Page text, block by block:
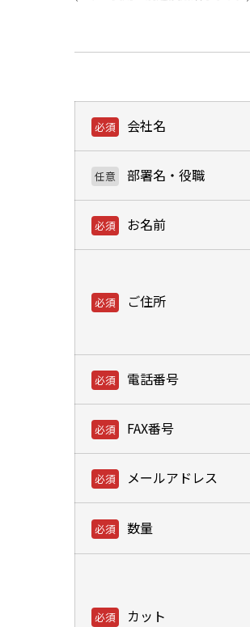
会社名
部署名・役職
お名前
ご住所
電話番号
FAX番号
メールアドレス
数量
カット